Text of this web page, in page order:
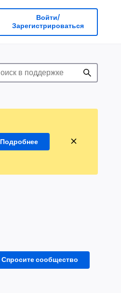
Войти/
Зарегистрироваться
Подробнее
Спросите сообщество